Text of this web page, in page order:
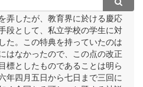
大隈等の勢力を抑圧するた
弄したが、教育界に於ける慶応
段として、私立学校の学生に対
た。この特典を持っていたのは
はなかったので、この点の改正
標としたものであることは明ら
年四月五日から七日まで三回に